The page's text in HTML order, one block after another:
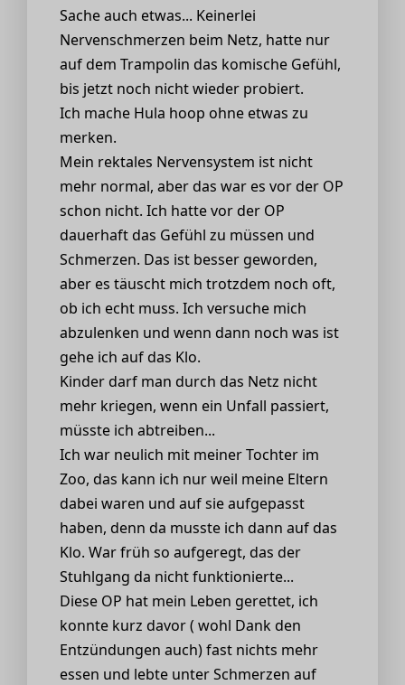
Sache auch etwas... Keinerlei
Nervenschmerzen beim Netz, hatte nur
auf dem Trampolin das komische Gefühl,
bis jetzt noch nicht wieder probiert.
Ich mache Hula hoop ohne etwas zu
merken.
Mein rektales Nervensystem ist nicht
mehr normal, aber das war es vor der OP
schon nicht. Ich hatte vor der OP
dauerhaft das Gefühl zu müssen und
Schmerzen. Das ist besser geworden,
aber es täuscht mich trotzdem noch oft,
ob ich echt muss. Ich versuche mich
abzulenken und wenn dann noch was ist
gehe ich auf das Klo.
Kinder darf man durch das Netz nicht
mehr kriegen, wenn ein Unfall passiert,
müsste ich abtreiben...
Ich war neulich mit meiner Tochter im
Zoo, das kann ich nur weil meine Eltern
dabei waren und auf sie aufgepasst
haben, denn da musste ich dann auf das
Klo. War früh so aufgeregt, das der
Stuhlgang da nicht funktionierte...
Diese OP hat mein Leben gerettet, ich
konnte kurz davor ( wohl Dank den
Entzündungen auch) fast nichts mehr
essen und lebte unter Schmerzen auf